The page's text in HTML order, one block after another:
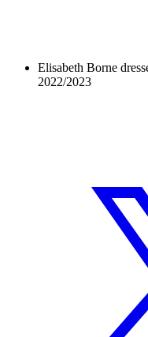
Elisabeth Borne
2022/2023